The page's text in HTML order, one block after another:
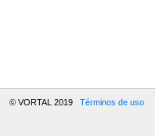
© VORTAL 2019 Términos de uso